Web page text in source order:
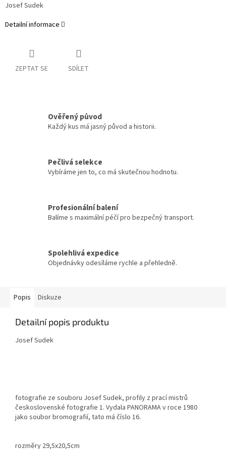
Josef Sudek
Detailní informace
ZEPTAT SE SDÍLET
Ověřený původ
Každý kus má jasný původ a historii.
Pečlivá selekce
Vybíráme jen to, co má skutečnou hodnotu.
Profesionální balení
Balíme s maximální péčí pro bezpečný transport.
Spolehlivá expedice
Objednávky odesíláme rychle a přehledně.
Popis Diskuze
Detailní popis produktu
Josef Sudek
fotografie ze souboru Josef Sudek, profily z prací mistrů
československé fotografie 1. Vydala PANORAMA v roce 1980
jako soubor bromografií, tato má číslo 16.
rozměry 29,5x20,5cm